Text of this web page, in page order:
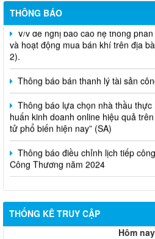
THÔNG BÁO
V/v đề nghị báo cáo hệ thống phân
và hoạt động mua bán khí trên địa
2).
Thông báo bán thanh lý tài sản
Thông báo lựa chọn nhà thầu thực
huấn kinh doanh online hiệu quả
tử phổ biến hiện nay” (SA)
Thông báo điều chỉnh lịch tiếp công
Công Thương năm 2024
THỐNG KÊ TRUY CẬP
Hôm nay